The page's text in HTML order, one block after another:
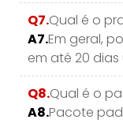
Q7.Qual é o
A7.Em geral,
em até 20 dias
Q8.Qual é o
A8.Pacote